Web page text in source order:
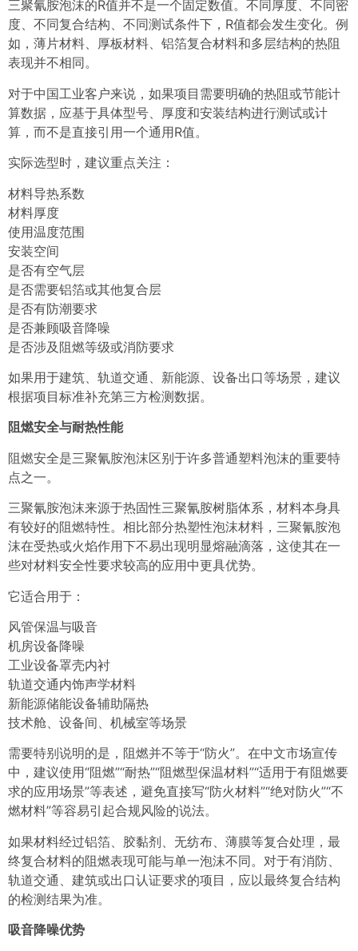
三聚氰胺泡沫的R值并不是一个固定数值。不同厚度、不同密
度、不同复合结构、不同测试条件下，R值都会发生变化。例
如，薄片材料、厚板材料、铝箔复合材料和多层结构的热阻
表现并不相同。
对于中国工业客户来说，如果项目需要明确的热阻或节能计
算数据，应基于具体型号、厚度和安装结构进行测试或计
算，而不是直接引用一个通用R值。
实际选型时，建议重点关注：
材料导热系数
材料厚度
使用温度范围
安装空间
是否有空气层
是否需要铝箔或其他复合层
是否有防潮要求
是否兼顾吸音降噪
是否涉及阻燃等级或消防要求
如果用于建筑、轨道交通、新能源、设备出口等场景，建议
根据项目标准补充第三方检测数据。
阻燃安全与耐热性能
阻燃安全是三聚氰胺泡沫区别于许多普通塑料泡沫的重要特
点之一。
三聚氰胺泡沫来源于热固性三聚氰胺树脂体系，材料本身具
有较好的阻燃特性。相比部分热塑性泡沫材料，三聚氰胺泡
沫在受热或火焰作用下不易出现明显熔融滴落，这使其在一
些对材料安全性要求较高的应用中更具优势。
它适合用于：
风管保温与吸音
机房设备降噪
工业设备罩壳内衬
轨道交通内饰声学材料
新能源储能设备辅助隔热
技术舱、设备间、机械室等场景
需要特别说明的是，阻燃并不等于“防火”。在中文市场宣传
中，建议使用“阻燃”“耐热”“阻燃型保温材料”“适用于有阻燃要
求的应用场景”等表述，避免直接写“防火材料”“绝对防火”“不
燃材料”等容易引起合规风险的说法。
如果材料经过铝箔、胶黏剂、无纺布、薄膜等复合处理，最
终复合材料的阻燃表现可能与单一泡沫不同。对于有消防、
轨道交通、建筑或出口认证要求的项目，应以最终复合结构
的检测结果为准。
吸音降噪优势